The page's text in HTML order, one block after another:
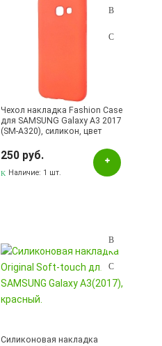
Чехол накладка Fashion Case
для SAMSUNG Galaxy A3 2017
(SM-A320), силикон, цвет
250 руб.
Наличие: 1 шт.
Силиконовая накладка